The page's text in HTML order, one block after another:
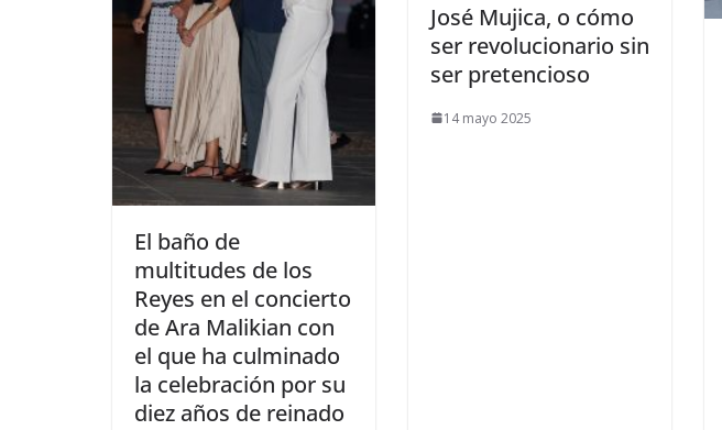
​El baño de
multitudes de los
Reyes en el concierto
de Ara Malikian con
el que ha culminado
la celebración por su
diez años de reinado
​José Mujica, o cómo
ser revolucionario sin
ser pretencioso
14 mayo 2025